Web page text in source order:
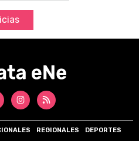
REGIONALES
DEPORTES